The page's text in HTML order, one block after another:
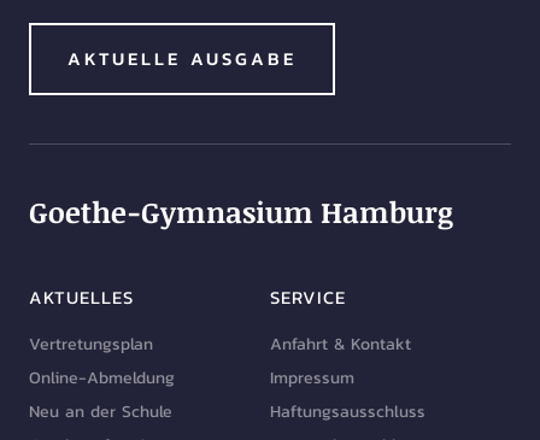
AKTUELLE AUSGABE
Goethe-Gymnasium Hamburg
AKTUELLES
Vertretungsplan
Online-Abmeldung
Neu an der Schule
SERVICE
Anfahrt & Kontakt
Impressum
Haftungsausschluss